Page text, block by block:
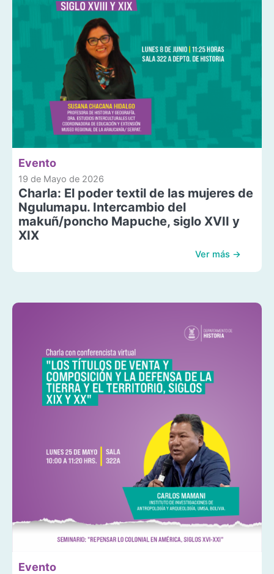
Evento
19 de Mayo de 2026
Charla: El poder textil de las mujeres de
Ngulumapu. Intercambio del
makuñ/poncho Mapuche, siglo XVII y
XIX
Ver más →
Evento